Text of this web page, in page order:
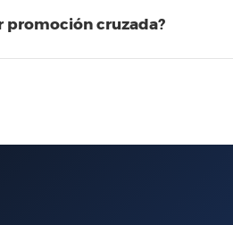
promoción cruzada?